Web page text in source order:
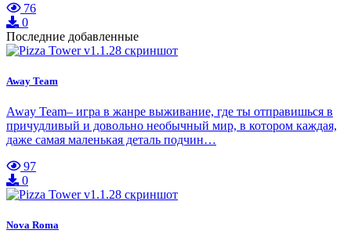
76
0
Последние добавленные
Away Team
Away Team– игра в жанре выживание, где ты отправишься в
причудливый и довольно необычный мир, в котором каждая,
даже самая маленькая деталь подчин…
97
0
Nova Roma